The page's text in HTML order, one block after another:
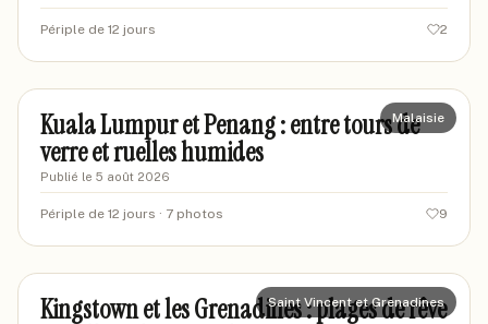
Périple de 12 jours 2
marcpoitras
Malaisie
Kuala Lumpur et Penang : entre tours de
verre et ruelles humides
Publié le 5 août 2026
Périple de 12 jours · 7 photos 9
marcvoyageur87
Saint Vincent et Grenadines
Kingstown et les Grenadines : plages de rêve